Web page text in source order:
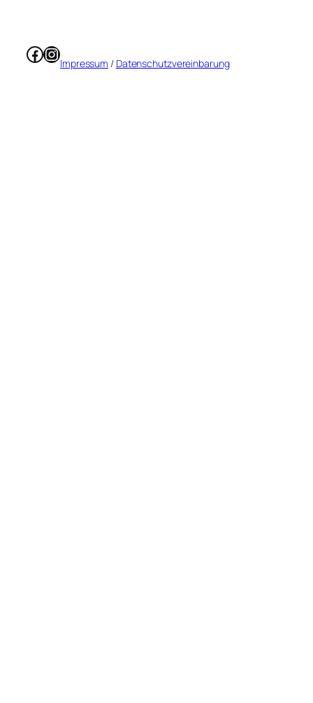
Facebook
Instagram
Impressum / Datenschutzvereinbarung